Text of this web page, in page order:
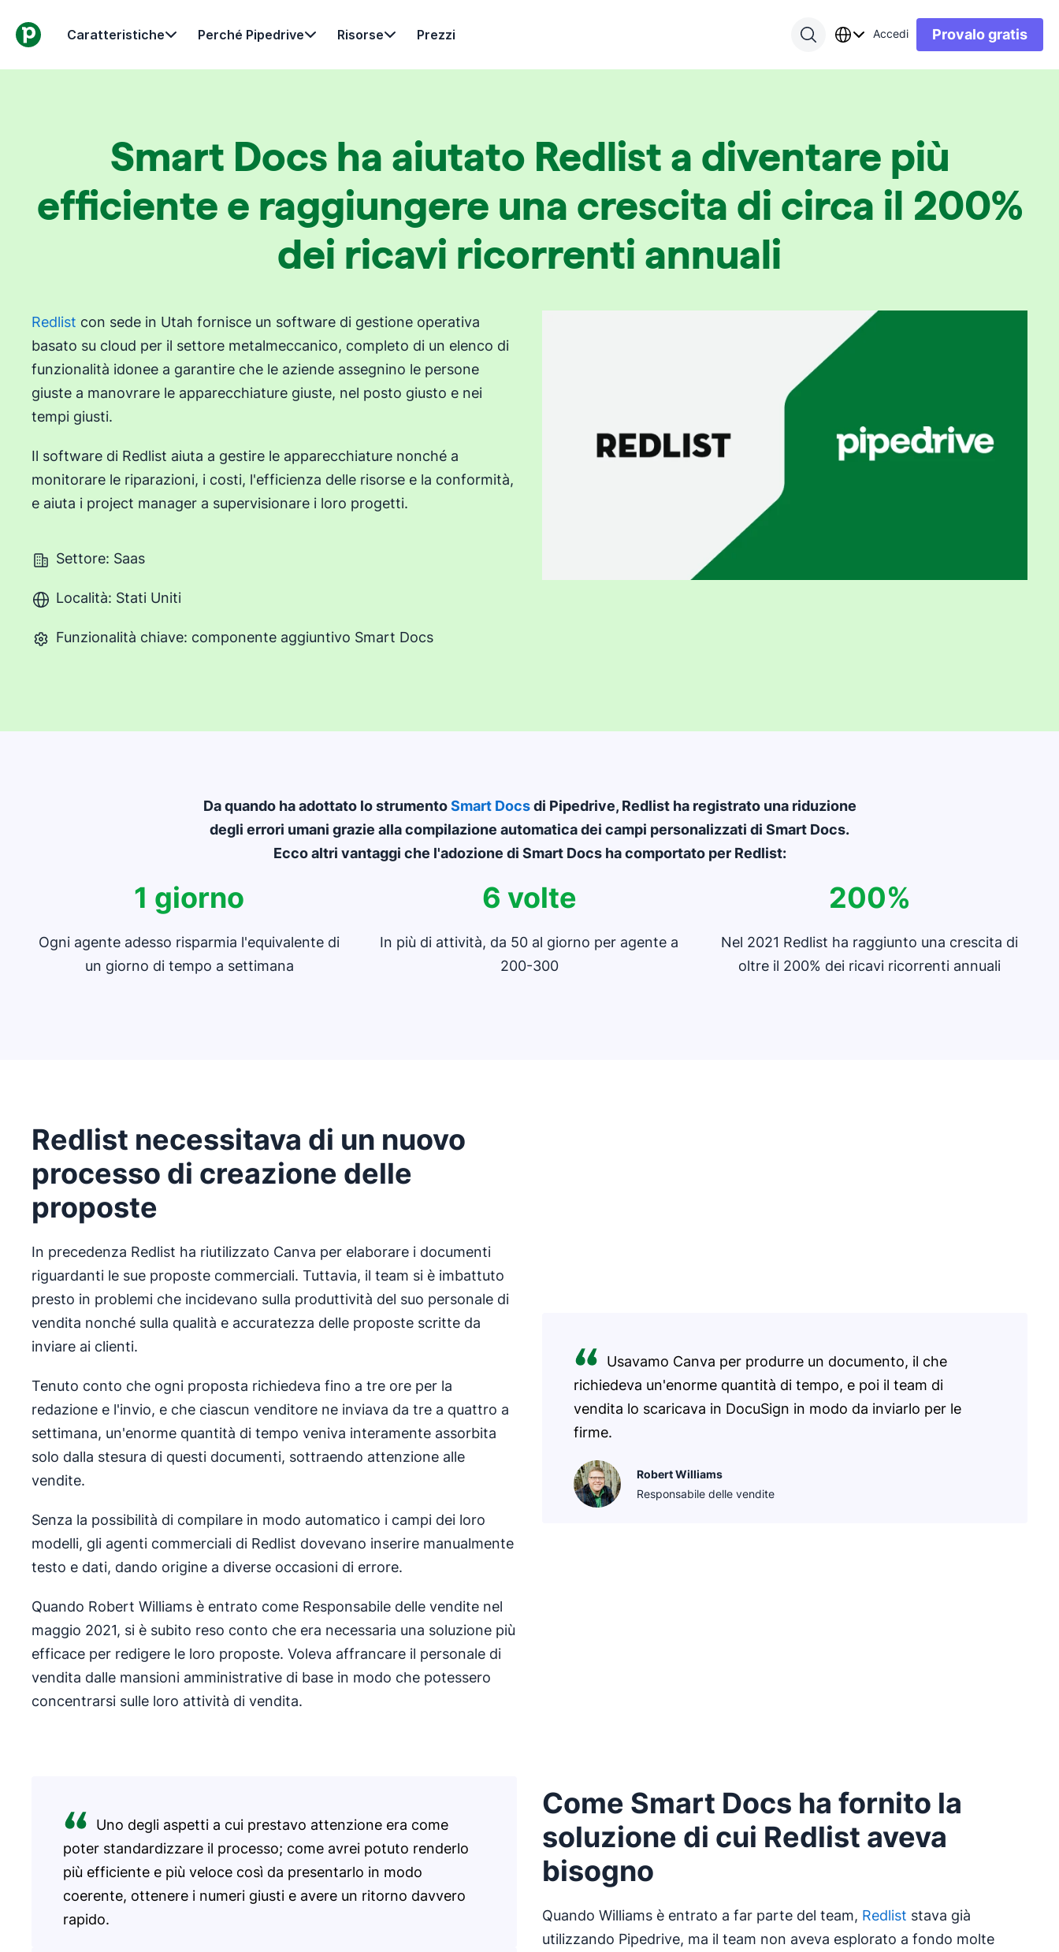
Caratteristiche Perché Pipedrive Risorse Prezzi Accedi Provalo gratis
Smart Docs ha aiutato Redlist a diventare più
efficiente e raggiungere una crescita di circa il 200%
dei ricavi ricorrenti annuali
Redlist con sede in Utah fornisce un software di gestione operativa
basato su cloud per il settore metalmeccanico, completo di un elenco di
funzionalità idonee a garantire che le aziende assegnino le persone
giuste a manovrare le apparecchiature giuste, nel posto giusto e nei
tempi giusti.
Il software di Redlist aiuta a gestire le apparecchiature nonché a
monitorare le riparazioni, i costi, l'efficienza delle risorse e la conformità,
e aiuta i project manager a supervisionare i loro progetti.
Settore: Saas
Località: Stati Uniti
Funzionalità chiave: componente aggiuntivo Smart Docs
Da quando ha adottato lo strumentoSmart Docsdi Pipedrive, Redlist ha registrato una riduzione
degli errori umani grazie alla compilazione automatica dei campi personalizzati di Smart Docs.
Ecco altri vantaggi che l'adozione di Smart Docs ha comportato per Redlist:
1 giorno
Ogni agente adesso risparmia l'equivalente di
un giorno di tempo a settimana
6 volte
In più di attività, da 50 al giorno per agente a
200-300
200%
Nel 2021 Redlist ha raggiunto una crescita di
oltre il 200% dei ricavi ricorrenti annuali
Redlist necessitava di un nuovo
processo di creazione delle
proposte
In precedenza Redlist ha riutilizzato Canva per elaborare i documenti
riguardanti le sue proposte commerciali. Tuttavia, il team si è imbattuto
presto in problemi che incidevano sulla produttività del suo personale di
vendita nonché sulla qualità e accuratezza delle proposte scritte da
inviare ai clienti.
Tenuto conto che ogni proposta richiedeva fino a tre ore per la
redazione e l'invio, e che ciascun venditore ne inviava da tre a quattro a
settimana, un'enorme quantità di tempo veniva interamente assorbita
solo dalla stesura di questi documenti, sottraendo attenzione alle
vendite.
Senza la possibilità di compilare in modo automatico i campi dei loro
modelli, gli agenti commerciali di Redlist dovevano inserire manualmente
testo e dati, dando origine a diverse occasioni di errore.
Quando Robert Williams è entrato come Responsabile delle vendite nel
maggio 2021, si è subito reso conto che era necessaria una soluzione più
efficace per redigere le loro proposte. Voleva affrancare il personale di
vendita dalle mansioni amministrative di base in modo che potessero
concentrarsi sulle loro attività di vendita.
Usavamo Canva per produrre un documento, il che
richiedeva un'enorme quantità di tempo, e poi il team di
vendita lo scaricava in DocuSign in modo da inviarlo per le
firme.
Robert Williams
Responsabile delle vendite
Uno degli aspetti a cui prestavo attenzione era come
poter standardizzare il processo; come avrei potuto renderlo
più efficiente e più veloce così da presentarlo in modo
coerente, ottenere i numeri giusti e avere un ritorno davvero
rapido.
Come Smart Docs ha fornito la
soluzione di cui Redlist aveva
bisogno
Quando Williams è entrato a far parte del team, Redlist stava già
utilizzando Pipedrive, ma il team non aveva esplorato a fondo molte